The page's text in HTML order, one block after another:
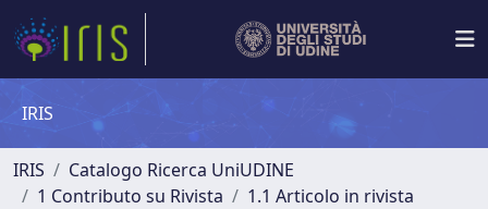
IRIS
IRIS
Catalogo Ricerca UniUDINE
1 Contributo su Rivista
1.1 Articolo in rivista